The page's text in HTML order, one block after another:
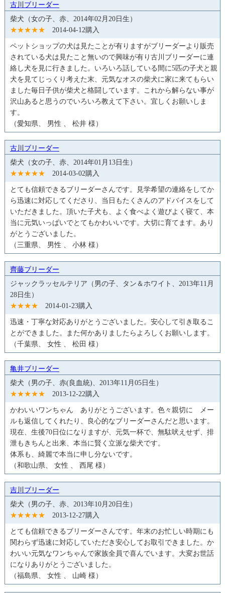
古川ブリーダー
柴犬（女の子、赤、2014年02月20日生）
★★★★★ 2014-04-12購入
ペットショップの犬は見たことが有りますがブリーダーより販売
されている犬は見たこと無いので興味が有り古川ブリーダーに連
絡し犬を見に行きました。いろいろ話している間に5匹の子犬と親
犬を見てじっくり考えた末、元気なオスの柴犬に家に来てもらい
ました毎日子供が柴犬と格闘しています。これから解らない事が
沢山あると思うのでいろいろ教えて下さい。宜しくお願いしま
す。
（愛知県、 男性 、 松井 様）
古川ブリーダー
柴犬（女の子、赤、2014年01月13日生）
★★★★★ 2014-03-02購入
とても信頼できるブリーダーさんです。見学希望の連絡をしてか
ら迅速に対応してくださり、当日もたくさんのアドバイスをして
いただきました。頂いた子犬も、よく食べよく遊びよく寝て、本
当に元気いっぱいでとてもかわいいです。大切に育てます。あり
がとうございました。
（三重県、 男性 、 小林 様）
齊藤ブリーダー
ジャックラッセルテリア（男の子、タン＆ホワイト、2013年11月
28日生）
★★★★ 2014-01-23購入
迅速・丁寧な対応ありがとうございました。安心して引き取るこ
とができました。また何かありましたらよろしくお願いします。
（千葉県、 女性 、 松田 様）
亀井ブリーダー
柴犬（男の子、赤(良血統)、2013年11月05日生）
★★★★★ 2013-12-22購入
かわいいワンちゃん ありがとうございます。色々親切に メー
ルも返信してくれたり、良心的なブリーダーさんだと思います。
現在、生後70日位になりますが、元気一杯で、無駄吠えせず、排
泄もきちんと出来、本当に賢く立派な柴犬です。
体系も、綺麗で本当に申し分ないです。
（和歌山県、 女性 、 西尾 様）
吉川ブリーダー
柴犬（男の子、赤、2013年10月20日生）
★★★★★ 2013-12-27購入
とても信頼できるブリーダーさんです。年末のお忙しい時期にも
関わらず迅速に対応していただき安心してお取引できました。か
わいい元気なワンちゃんで家族全員で喜んでいます。大変お世話
になりありがとうございました。
（福島県、 女性 、 山崎 様）